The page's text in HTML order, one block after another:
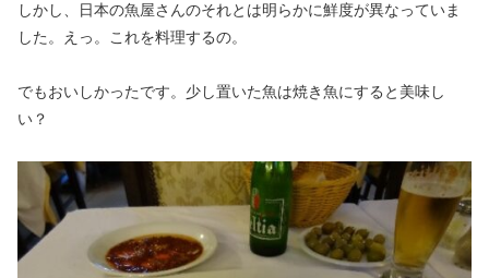
しかし、日本の魚屋さんのそれとは明らかに鮮度が異なっていま
した。えっ。これを料理するの。
でもおいしかったです。少し置いた魚は焼き魚にすると美味し
い？